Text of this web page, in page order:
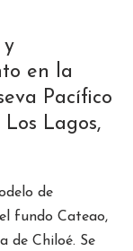
y
en la
Pacífico
Lagos,
de
fundo Cateao,
de Chiloé. Se